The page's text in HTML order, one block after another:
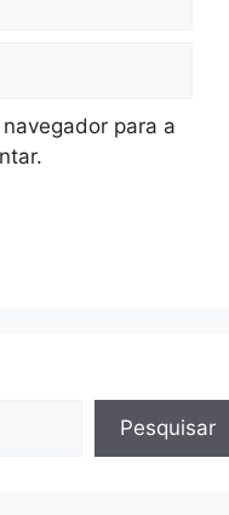
para a
Pesquisar